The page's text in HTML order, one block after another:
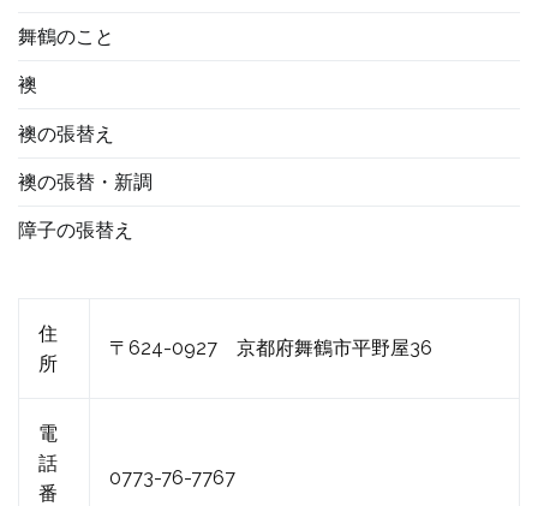
舞鶴のこと
襖
襖の張替え
襖の張替・新調
障子の張替え
住
所
〒624-0927 京都府舞鶴市平野屋36
電
話
番
0773-76-7767